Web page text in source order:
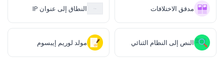
مدقق الاختلافات النطاق إلى عنوان IP
النص إلى النظام الثنائي مولد لوريم إيبسوم